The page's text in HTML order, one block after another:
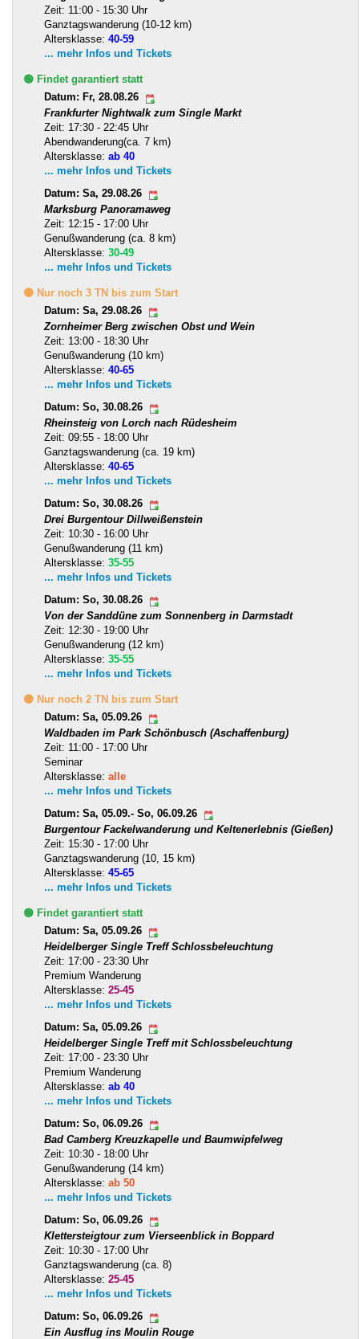
Zeit: 11:00 - 15:30 Uhr
Ganztagswanderung (10-12 km)
Altersklasse: 40-59
... mehr Infos und Tickets
🟢 Findet garantiert statt
Datum: Fr, 28.08.26
Frankfurter Nightwalk zum Single Markt
Zeit: 17:30 - 22:45 Uhr
Abendwanderung(ca. 7 km)
Altersklasse: ab 40
... mehr Infos und Tickets
Datum: Sa, 29.08.26
Marksburg Panoramaweg
Zeit: 12:15 - 17:00 Uhr
Genußwanderung (ca. 8 km)
Altersklasse: 30-49
... mehr Infos und Tickets
🟡 Nur noch 3 TN bis zum Start
Datum: Sa, 29.08.26
Zornheimer Berg zwischen Obst und Wein
Zeit: 13:00 - 18:30 Uhr
Genußwanderung (10 km)
Altersklasse: 40-65
... mehr Infos und Tickets
Datum: So, 30.08.26
Rheinsteig von Lorch nach Rüdesheim
Zeit: 09:55 - 18:00 Uhr
Ganztagswanderung (ca. 19 km)
Altersklasse: 40-65
... mehr Infos und Tickets
Datum: So, 30.08.26
Drei Burgentour Dillweißenstein
Zeit: 10:30 - 16:00 Uhr
Genußwanderung (11 km)
Altersklasse: 35-55
... mehr Infos und Tickets
Datum: So, 30.08.26
Von der Sanddüne zum Sonnenberg in Darmstadt
Zeit: 12:30 - 19:00 Uhr
Genußwanderung (12 km)
Altersklasse: 35-55
... mehr Infos und Tickets
🟡 Nur noch 2 TN bis zum Start
Datum: Sa, 05.09.26
Waldbaden im Park Schönbusch (Aschaffenburg)
Zeit: 11:00 - 17:00 Uhr
Seminar
Altersklasse: alle
... mehr Infos und Tickets
Datum: Sa, 05.09.- So, 06.09.26
Burgentour Fackelwanderung und Keltenerlebnis (Gießen)
Zeit: 15:30 - 17:00 Uhr
Ganztagswanderung (10, 15 km)
Altersklasse: 45-65
... mehr Infos und Tickets
🟢 Findet garantiert statt
Datum: Sa, 05.09.26
Heidelberger Single Treff Schlossbeleuchtung
Zeit: 17:00 - 23:30 Uhr
Premium Wanderung
Altersklasse: 25-45
... mehr Infos und Tickets
Datum: Sa, 05.09.26
Heidelberger Single Treff mit Schlossbeleuchtung
Zeit: 17:00 - 23:30 Uhr
Premium Wanderung
Altersklasse: ab 40
... mehr Infos und Tickets
Datum: So, 06.09.26
Bad Camberg Kreuzkapelle und Baumwipfelweg
Zeit: 10:30 - 18:00 Uhr
Genußwanderung (14 km)
Altersklasse: ab 50
... mehr Infos und Tickets
Datum: So, 06.09.26
Klettersteigtour zum Vierseenblick in Boppard
Zeit: 10:30 - 17:00 Uhr
Ganztagswanderung (ca. 8)
Altersklasse: 25-45
... mehr Infos und Tickets
Datum: So, 06.09.26
Ein Ausflug ins Moulin Rouge